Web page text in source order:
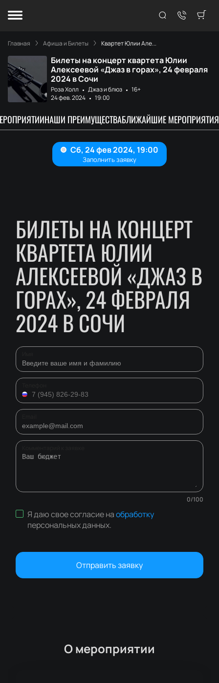
Главная Афиша и Билеты Квартет Юлии Але...
Билеты на концерт квартета Юлии
Алексеевой «Джаз в горах», 24 февраля
2024 в Сочи
Роза Холл Джаз и блюз
16+
24 фев. 2024
19:00
НАШИ ПРЕИМУЩЕСТВАБЛИЖАЙШИЕ МЕРОПРИЯТИЯ
БИЛЕТЫ НА КОНЦЕРТ
КВАРТЕТА ЮЛИИ
АЛЕКСЕЕВОЙ «ДЖАЗ В
ГОРАХ», 24 ФЕВРАЛЯ
2024 В СОЧИ
0/100
Я даю свое согласие наобработку
персональных данных.
Отправить заявку
О мероприятии